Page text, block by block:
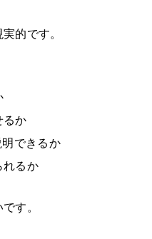
的です。
るか
明できるか
れるか
す。